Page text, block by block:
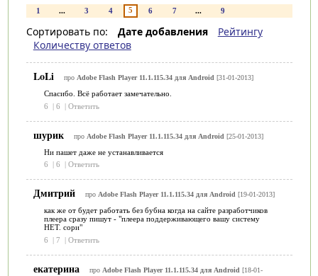
1 ... 3 4 5 6 7 ... 9
Сортировать по: Дате добавления
Рейтингу
Количеству ответов
LoLi про Adobe Flash Player 11.1.115.34 для Android [31-01-2013]
Спасибо. Всё работает замечательно.
6
| 6 | Ответить
шурик про Adobe Flash Player 11.1.115.34 для Android [25-01-2013]
Ни пашет даже не устанавливается
6
| 6 | Ответить
Дмитрий про Adobe Flash Player 11.1.115.34 для Android [19-01-2013]
как же от будет работать без бубна когда на сайте разработчиков
плеера сразу пишут - "плеера поддерживающего вашу систему
НЕТ. сори"
6
| 7 | Ответить
екатерина про Adobe Flash Player 11.1.115.34 для Android [18-01-